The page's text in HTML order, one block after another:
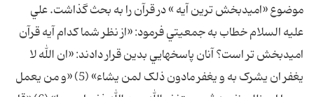
موضوع «اميدبخش ترين آيه » در قرآن را به بحث گذاشت. علي
عليه السلام خطاب به جمعيتي فرمود: «از نظر شما کدام آيه قرآن
اميدبخش تر است؟ آنان پاسخهايي بدين قرار دادند: «ان الله لا
يغفر ان يشرک به و يغفر مادون ذلک لمن يشاء» (5) «و من يعمل